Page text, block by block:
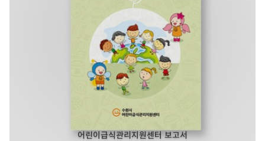
어린이급식관리지원센터 보고서